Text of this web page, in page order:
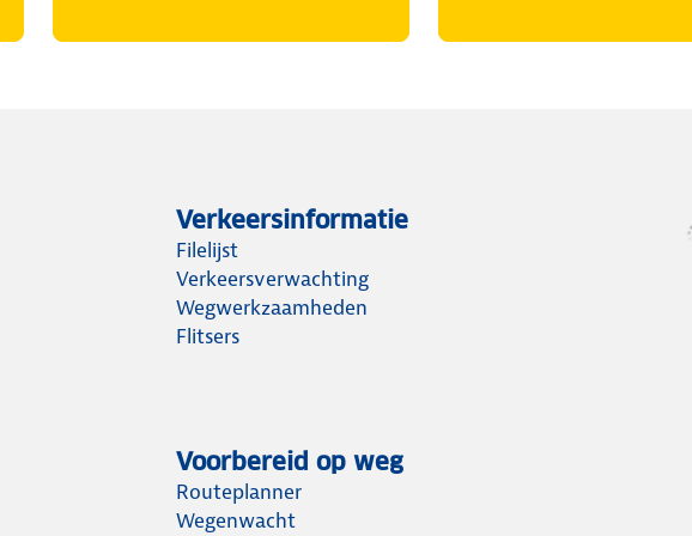
Verkeersinformatie
Filelijst
Verkeersverwachting
Wegwerkzaamheden
Flitsers
Voorbereid op weg
Routeplanner
Wegenwacht